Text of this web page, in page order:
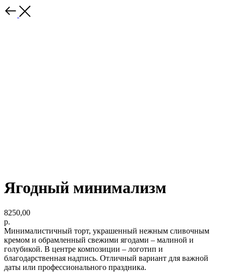
Ягодный минимализм
8250,00
р.
Минималистичный торт, украшенный нежным сливочным
кремом и обрамленный свежими ягодами – малиной и
голубикой. В центре композиции – логотип и
благодарственная надпись. Отличный вариант для важной
даты или профессионального праздника.